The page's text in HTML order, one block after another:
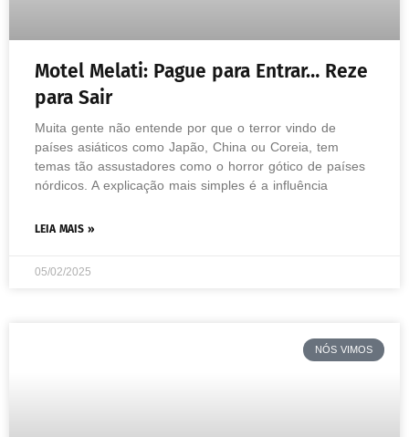
Motel Melati: Pague para Entrar… Reze
para Sair
Muita gente não entende por que o terror vindo de
países asiáticos como Japão, China ou Coreia, tem
temas tão assustadores como o horror gótico de países
nórdicos. A explicação mais simples é a influência
LEIA MAIS »
05/02/2025
NÓS VIMOS